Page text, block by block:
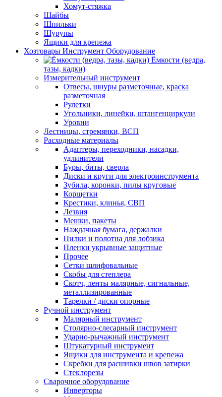
Хомут-стяжка
Шайбы
Шпильки
Шурупы
Ящики для крепежа
Хозтовары Инструмент Оборудование
Ёмкости (ведра,
тазы, кадки)
Измерительный инструмент
Отвесы, шнуры разметочные, краска
разметочная
Рулетки
Угольники, линейки, штангенциркули
Уровни
Лестницы, стремянки, ВСП
Расходные материалы
Адаптеры, переходники, насадки,
удлинители
Буры, биты, сверла
Диски и круги для электроинструмента
Зубила, коронки, пилы круговые
Корщетки
Крестики, клинья, СВП
Лезвия
Мешки, пакеты
Наждачная бумага, держалки
Пилки и полотна для лобзика
Пленки укрывные защитные
Прочее
Сетки шлифовальные
Скобы для степлера
Скотч, ленты малярные, сигнальные,
металлизированные
Тарелки / диски опорные
Ручной инструмент
Малярный инструмент
Столярно-слесарный инструмент
Ударно-рычажный инструмент
Штукатурный инструмент
Ящики для инструмента и крепежа
Скребки для расшивки швов затирки
Стеклорезы
Сварочное оборудование
Инверторы